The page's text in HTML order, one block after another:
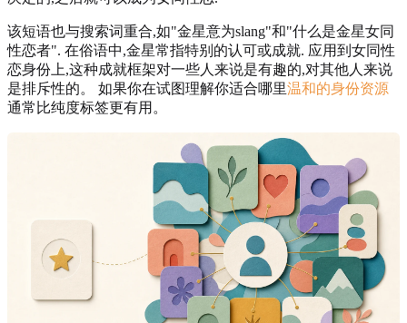
该短语也与搜索词重合,如"金星意为slang"和"什么是金星女同
性恋者". 在俗语中,金星常指特别的认可或成就. 应用到女同性
恋身份上,这种成就框架对一些人来说是有趣的,对其他人来说
是排斥性的。 如果你在试图理解你适合哪里温和的身份资源
通常比纯度标签更有用。